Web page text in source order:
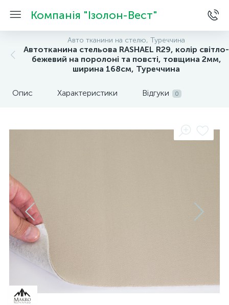
Компанія "Ізолон-Вест"
Авто тканини на стелю, Туреччина
Автотканина стельова RASHAEL R29, колір світло-
бежевий на поролоні та повсті, товщина 2мм,
ширина 168см, Туреччина
Опис Характеристики Відгуки 0